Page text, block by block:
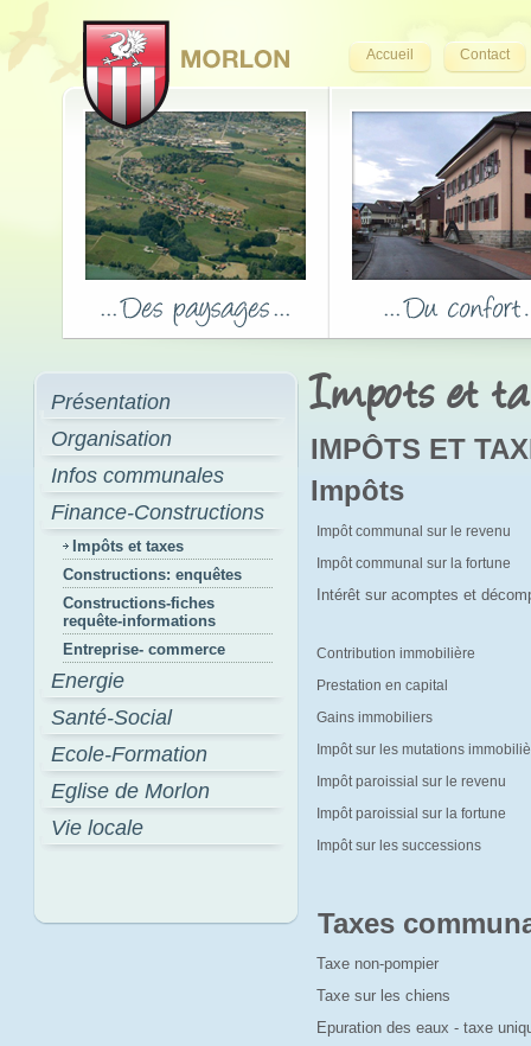
Accueil Contact
Présentation
Organisation
Infos communales
Finance-Constructions
Impôts et taxes
Constructions: enquêtes
Constructions-fiches
requête-informations
Entreprise- commerce
Energie
Santé-Social
Ecole-Formation
Eglise de Morlon
Vie locale
Impots et
IMPÔTS ET
Impôts
Impôt communal sur le revenu
Impôt communal sur la fortune
Intérêt sur acomptes et
Contribution immobilière
Prestation en capital
Gains immobiliers
Impôt sur les mutations
Impôt paroissial sur le revenu
Impôt paroissial sur la fortune
Impôt sur les successions
Taxes
Taxe non-pompier
Taxe sur les chiens
Epuration des eaux - taxe